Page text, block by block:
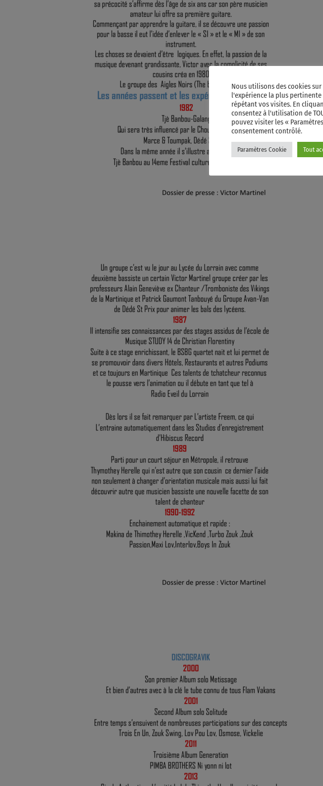
Nous utilisons des cookies
l'expérience la plus
répétant vos visites. En
consentez à l'utilisation de
pouvez visiter les «
consentement contrôlé.
Paramètres Cookie Tout